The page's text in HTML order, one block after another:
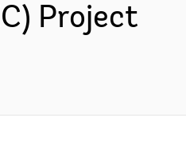
Project